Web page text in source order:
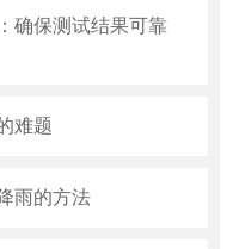
确保测试结果可靠
难题
雨的方法